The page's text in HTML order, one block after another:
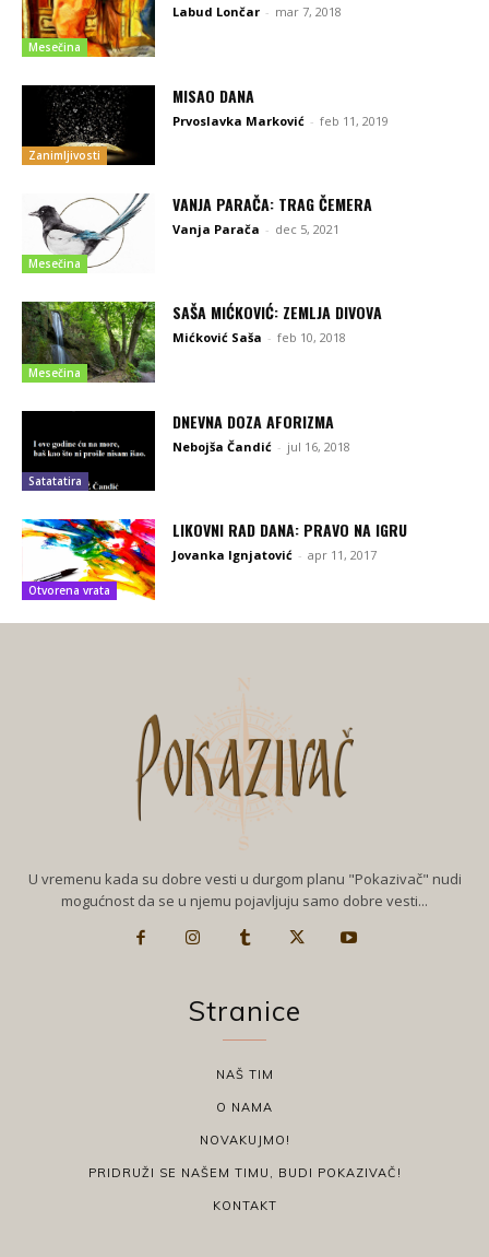
Mesečina
Labud Lončar - mar 7, 2018
Zanimljivosti
MISAO DANA
Prvoslavka Marković - feb 11, 2019
Mesečina
VANJA PARAČA: TRAG ČEMERA
Vanja Parača - dec 5, 2021
Mesečina
SAŠA MIĆKOVIĆ: ZEMLJA DIVOVA
Mićković Saša - feb 10, 2018
Satatatira
DNEVNA DOZA AFORIZMA
Nebojša Čandić - jul 16, 2018
Otvorena vrata
LIKOVNI RAD DANA: PRAVO NA IGRU
Jovanka Ignjatović - apr 11, 2017
U vremenu kada su dobre vesti u durgom planu "Pokazivač" nudi
mogućnost da se u njemu pojavljuju samo dobre vesti...
Stranice
NAŠ TIM
O NAMA
NOVAKUJMO!
PRIDRUŽI SE NAŠEM TIMU, BUDI POKAZIVAČ!
KONTAKT